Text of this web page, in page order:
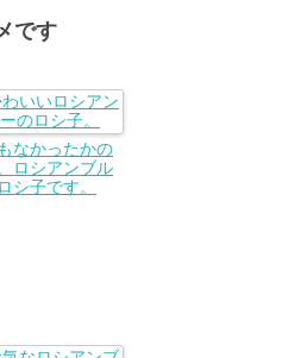
です
なかったかの
ロシアンブル
シ子です。